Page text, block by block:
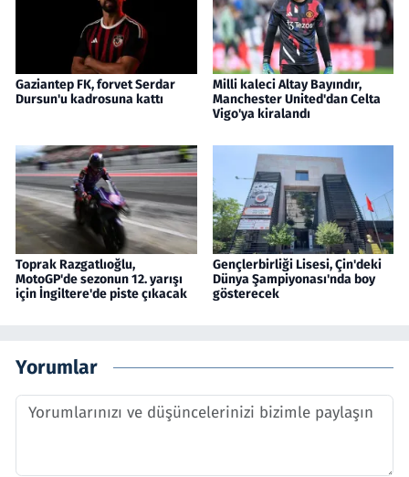
Gaziantep FK, forvet Serdar
Dursun'u kadrosuna kattı
Milli kaleci Altay Bayındır,
Manchester United'dan Celta
Vigo'ya kiralandı
Toprak Razgatlıoğlu,
MotoGP'de sezonun 12. yarışı
için İngiltere'de piste çıkacak
Gençlerbirliği Lisesi, Çin'deki
Dünya Şampiyonası'nda boy
gösterecek
Yorumlar